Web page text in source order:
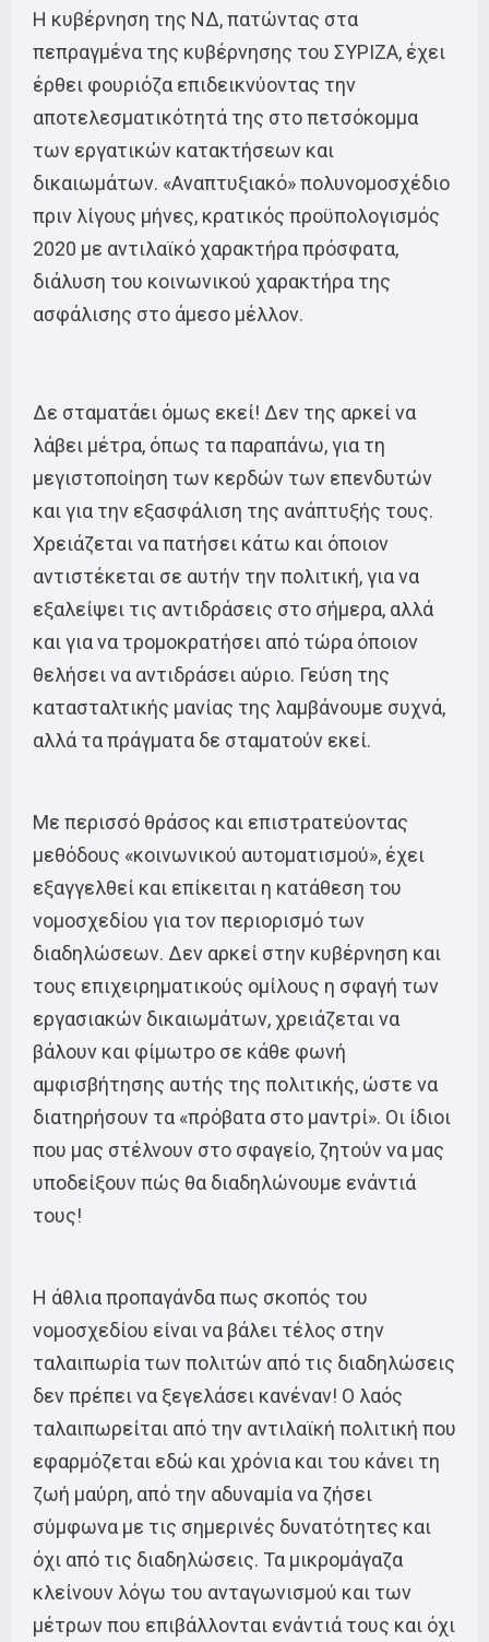
Η κυβέρνηση της ΝΔ, πατώντας στα
πεπραγμένα της κυβέρνησης του ΣΥΡΙΖΑ, έχει
έρθει φουριόζα επιδεικνύοντας την
αποτελεσματικότητά της στο πετσόκομμα
των εργατικών κατακτήσεων και
δικαιωμάτων. «Αναπτυξιακό» πολυνομοσχέδιο
πριν λίγους μήνες, κρατικός προϋπολογισμός
2020 με αντιλαϊκό χαρακτήρα πρόσφατα,
διάλυση του κοινωνικού χαρακτήρα της
ασφάλισης στο άμεσο μέλλον.
Δε σταματάει όμως εκεί! Δεν της αρκεί να
λάβει μέτρα, όπως τα παραπάνω, για τη
μεγιστοποίηση των κερδών των επενδυτών
και για την εξασφάλιση της ανάπτυξής τους.
Χρειάζεται να πατήσει κάτω και όποιον
αντιστέκεται σε αυτήν την πολιτική, για να
εξαλείψει τις αντιδράσεις στο σήμερα, αλλά
και για να τρομοκρατήσει από τώρα όποιον
θελήσει να αντιδράσει αύριο. Γεύση της
κατασταλτικής μανίας της λαμβάνουμε συχνά,
αλλά τα πράγματα δε σταματούν εκεί.
Με περισσό θράσος και επιστρατεύοντας
μεθόδους «κοινωνικού αυτοματισμού», έχει
εξαγγελθεί και επίκειται η κατάθεση του
νομοσχεδίου για τον περιορισμό των
διαδηλώσεων. Δεν αρκεί στην κυβέρνηση και
τους επιχειρηματικούς ομίλους η σφαγή των
εργασιακών δικαιωμάτων, χρειάζεται να
βάλουν και φίμωτρο σε κάθε φωνή
αμφισβήτησης αυτής της πολιτικής, ώστε να
διατηρήσουν τα «πρόβατα στο μαντρί». Οι ίδιοι
που μας στέλνουν στο σφαγείο, ζητούν να μας
υποδείξουν πώς θα διαδηλώνουμε ενάντιά
τους!
Η άθλια προπαγάνδα πως σκοπός του
νομοσχεδίου είναι να βάλει τέλος στην
ταλαιπωρία των πολιτών από τις διαδηλώσεις
δεν πρέπει να ξεγελάσει κανέναν! Ο λαός
ταλαιπωρείται από την αντιλαϊκή πολιτική που
εφαρμόζεται εδώ και χρόνια και του κάνει τη
ζωή μαύρη, από την αδυναμία να ζήσει
σύμφωνα με τις σημερινές δυνατότητες και
όχι από τις διαδηλώσεις. Τα μικρομάγαζα
κλείνουν λόγω του ανταγωνισμού και των
μέτρων που επιβάλλονται ενάντιά τους και όχι